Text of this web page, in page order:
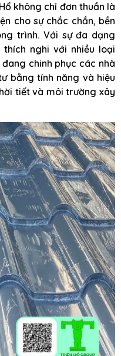
không chỉ đơn thuần là
cho sự chắc chắn, bền
trình. Với sự đa dạng
nghi với nhiều loại
chinh phục các nhà
bằng tính năng và hiệu
tiết và môi trường xây